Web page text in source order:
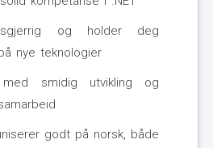
og holder deg
nye teknologier
smidig utvikling og
godt på norsk, både